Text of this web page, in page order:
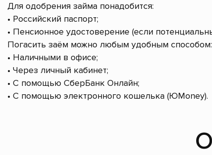
Для одобрения займа понадобится:
• Российский паспорт;
• Пенсионное удостоверение (если
Погасить заём можно любым удобным способом:
• Наличными в офисе;
• Через личный кабинет;
• С помощью СберБанк Онлайн;
• С помощью электронного кошелька (ЮMoney).